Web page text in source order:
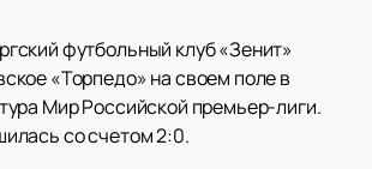
футбольный клуб «Зенит»
«Торпедо» на своем поле в
Мир Российской премьер-лиги.
со счетом 2:0.